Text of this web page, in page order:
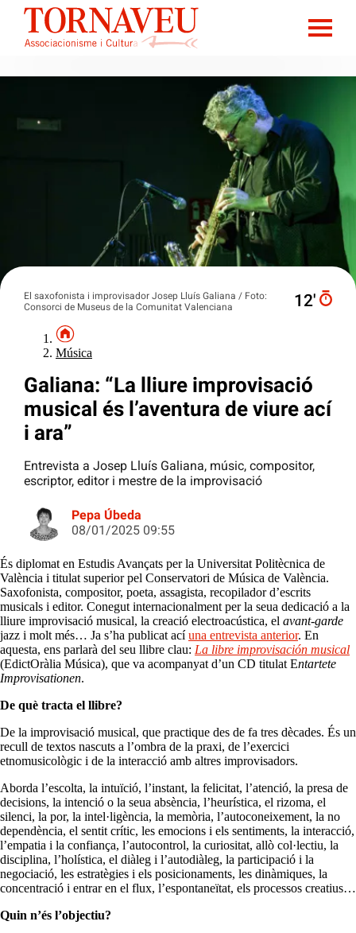
El saxofonista i improvisador Josep Lluís Galiana / Foto:
Consorci de Museus de la Comunitat Valenciana
12′
Música
Galiana: “La lliure improvisació
musical és l’aventura de viure ací
i ara”
Entrevista a Josep Lluís Galiana, músic, compositor,
escriptor, editor i mestre de la improvisació
Pepa Úbeda
08/01/2025 09:55
És diplomat en Estudis Avançats per la Universitat Politècnica de
València i titulat superior pel Conservatori de Música de València.
Saxofonista, compositor, poeta, assagista, recopilador d’escrits
musicals i editor. Conegut internacionalment per la seua dedicació a la
lliure improvisació musical, la creació electroacústica, el avant-garde
jazz i molt més… Ja s’ha publicat ací una entrevista anterior. En
aquesta, ens parlarà del seu llibre clau: La libre improvisación musical
(EdictOràlia Música), que va acompanyat d’un CD titulat Entartete
Improvisationen.
De què tracta el llibre?
De la improvisació musical, que practique des de fa tres dècades. És un
recull de textos nascuts a l’ombra de la praxi, de l’exercici
etnomusicològic i de la interacció amb altres improvisadors.
Aborda l’escolta, la intuïció, l’instant, la felicitat, l’atenció, la presa de
decisions, la intenció o la seua absència, l’heurística, el rizoma, el
silenci, la por, la intel·ligència, la memòria, l’autoconeixement, la no
dependència, el sentit crític, les emocions i els sentiments, la interacció,
l’empatia i la confiança, l’autocontrol, la curiositat, allò col·lectiu, la
disciplina, l’holística, el diàleg i l’autodiàleg, la participació i la
negociació, les estratègies i els posicionaments, les dinàmiques, la
concentració i entrar en el flux, l’espontaneïtat, els processos creatius…
Quin n’és l’objectiu?